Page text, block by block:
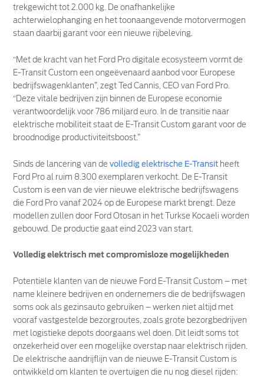
trekgewicht tot 2.000 kg. De onafhankelijke
achterwielophanging en het toonaangevende motorvermogen
staan daarbij garant voor een nieuwe rijbeleving.
“Met de kracht van het Ford Pro digitale ecosysteem vormt de
E-Transit Custom een ongeëvenaard aanbod voor Europese
bedrijfswagenklanten”, zegt Ted Cannis, CEO van Ford Pro.
“Deze vitale bedrijven zijn binnen de Europese economie
verantwoordelijk voor 786 miljard euro. In de transitie naar
elektrische mobiliteit staat de E-Transit Custom garant voor de
broodnodige productiviteitsboost.”
Sinds de lancering van devolledig elektrische E-Transit heeft
Ford Pro al ruim 8.300 exemplaren verkocht. De E-Transit
Custom is een van de vier nieuwe elektrische bedrijfswagens
die Ford Pro vanaf 2024 op de Europese markt brengt. Deze
modellen zullen door Ford Otosan in het Turkse Kocaeli worden
gebouwd. De productie gaat eind 2023 van start.
Volledig elektrisch met compromisloze mogelijkheden
Potentiële klanten van de nieuwe Ford E-Transit Custom – met
name kleinere bedrijven en ondernemers die de bedrijfswagen
soms ook als gezinsauto gebruiken – werken niet altijd met
vooraf vastgestelde bezorgroutes, zoals grote bezorgbedrijven
met logistieke depots doorgaans wel doen. Dit leidt soms tot
onzekerheid over een mogelijke overstap naar elektrisch rijden.
De elektrische aandrijflijn van de nieuwe E-Transit Custom is
ontwikkeld om klanten te overtuigen die nu nog diesel rijden: